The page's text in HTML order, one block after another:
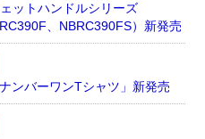
ットハンドルシリーズ
、NBRC390FS）新発売
ンバーワンTシャツ」新発売